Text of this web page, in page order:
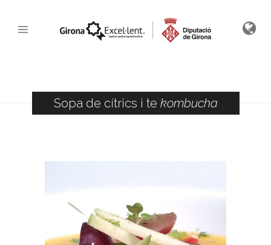
Sopa de cítrics i te kombucha